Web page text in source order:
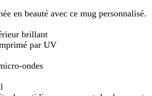
en beauté avec ce mug personnalisé.
brillant
par UV
ondes